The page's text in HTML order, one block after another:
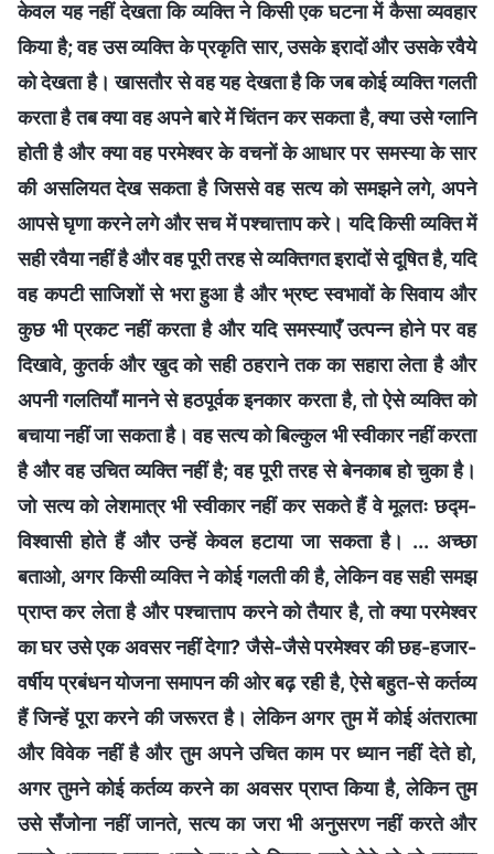
केवल यह नहीं देखता कि व्यक्ति ने किसी एक घटना में कैसा व्यवहार
किया है; वह उस व्यक्ति के प्रकृति सार, उसके इरादों और उसके रवैये
को देखता है। खासतौर से वह यह देखता है कि जब कोई व्यक्ति गलती
करता है तब क्या वह अपने बारे में चिंतन कर सकता है, क्या उसे ग्लानि
होती है और क्या वह परमेश्वर के वचनों के आधार पर समस्या के सार
की असलियत देख सकता है जिससे वह सत्य को समझने लगे, अपने
आपसे घृणा करने लगे और सच में पश्चात्ताप करे। यदि किसी व्यक्ति में
सही रवैया नहीं है और वह पूरी तरह से व्यक्तिगत इरादों से दूषित है, यदि
वह कपटी साजिशों से भरा हुआ है और भ्रष्ट स्वभावों के सिवाय और
कुछ भी प्रकट नहीं करता है और यदि समस्याएँ उत्पन्न होने पर वह
दिखावे, कुतर्क और खुद को सही ठहराने तक का सहारा लेता है और
अपनी गलतियाँ मानने से हठपूर्वक इनकार करता है, तो ऐसे व्यक्ति को
बचाया नहीं जा सकता है। वह सत्य को बिल्कुल भी स्वीकार नहीं करता
है और वह उचित व्यक्ति नहीं है; वह पूरी तरह से बेनकाब हो चुका है।
जो सत्य को लेशमात्र भी स्वीकार नहीं कर सकते हैं वे मूलतः छद्म-
विश्वासी होते हैं और उन्हें केवल हटाया जा सकता है। ... अच्छा
बताओ, अगर किसी व्यक्ति ने कोई गलती की है, लेकिन वह सही समझ
प्राप्त कर लेता है और पश्चात्ताप करने को तैयार है, तो क्या परमेश्वर
का घर उसे एक अवसर नहीं देगा? जैसे-जैसे परमेश्वर की छह-हजार-
वर्षीय प्रबंधन योजना समापन की ओर बढ़ रही है, ऐसे बहुत-से कर्तव्य
हैं जिन्हें पूरा करने की जरूरत है। लेकिन अगर तुम में कोई अंतरात्मा
और विवेक नहीं है और तुम अपने उचित काम पर ध्यान नहीं देते हो,
अगर तुमने कोई कर्तव्य करने का अवसर प्राप्त किया है, लेकिन तुम
उसे सँजोना नहीं जानते, सत्य का जरा भी अनुसरण नहीं करते और